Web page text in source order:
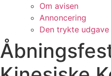
Om avisen
Annoncering
Den trykte udgave